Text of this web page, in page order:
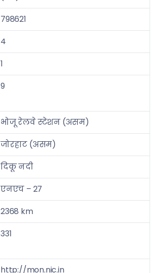
798621
4
1
9
भोजू रेलवे स्टेशन (असम)
जोरहाट (असम)
दिकू नदी
एनएच – 27
2368 km
331
http://mon.nic.in